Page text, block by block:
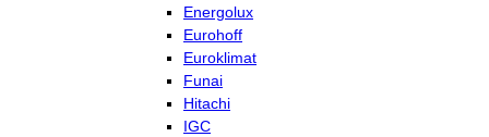
Energolux
Eurohoff
Euroklimat
Funai
Hitachi
IGC